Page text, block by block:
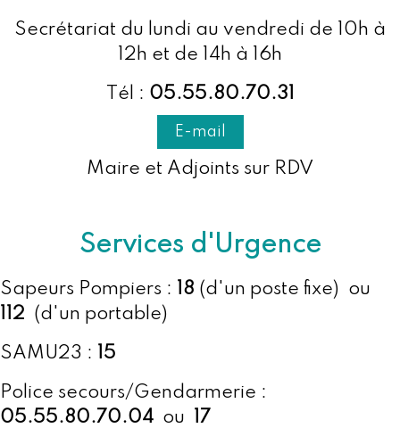
Secrétariat du lundi au vendredi de 10h à
12h et de 14h à 16h
Tél : 05.55.80.70.31
E-mail
Maire et Adjoints sur RDV
Services d'Urgence
Sapeurs Pompiers : 18 (d'un poste fixe) ou
112 (d'un portable)
SAMU23 : 15
Police secours/Gendarmerie :
05.55.80.70.04 ou 17